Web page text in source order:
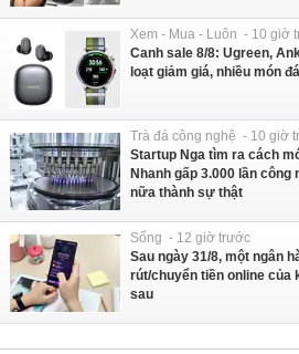
Xem - Mua - Luôn - 10 giờ
Canh sale 8/8: Ugreen,
loạt giảm giá, nhiều món
Trà đá công nghệ - 10 giờ
Startup Nga tìm ra cách
Nhanh gấp 3.000 lần
nữa thành sự thật
Sống - 12 giờ trước
Sau ngày 31/8, một ngân
rút/chuyển tiền online
sau